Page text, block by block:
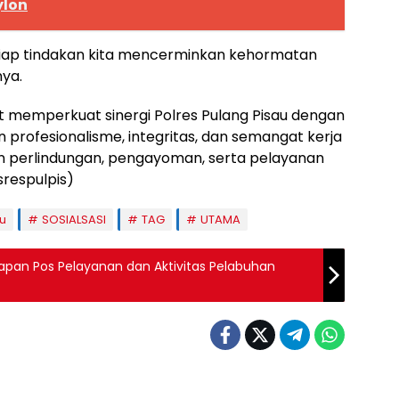
tindakan kita mencerminkan kehormatan
sinergi Polres Pulang Pisau dengan
profesionalisme, integritas, dan semangat kerja
pengayoman, serta pelayanan
SOSIALSASI TAG UTAMA
Pos Pelayanan dan Aktivitas Pelabuhan